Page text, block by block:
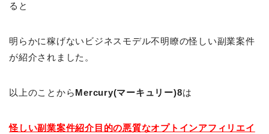
ると
明らかに稼げないビジネスモデル不明瞭の怪しい副業案件
が紹介されました。
以上のことからMercury(マーキュリー)8は
怪しい副業案件紹介目的の悪質なオプトインアフィリエイ